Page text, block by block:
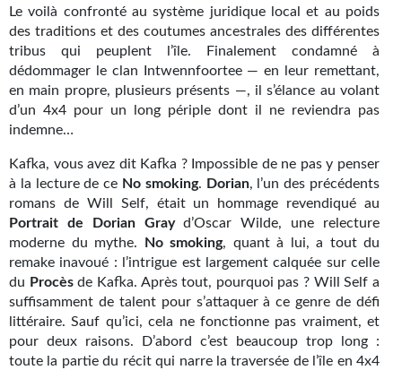
Une Heure-Lumière
Nouvelles
Bifrost
Livres audio
Gratuit
Sans DRM
BIFROST
Tous les numéros
En numérique
Le voilà confronté au système juridique local et au poids
des traditions et des coutumes ancestrales des différentes
tribus qui peuplent l’île. Finalement condamné à
dédommager le clan Intwennfoortee — en leur remettant,
en main propre, plusieurs présents —, il s’élance au volant
d’un 4x4 pour un long périple dont il ne reviendra pas
indemne…
Kafka, vous avez dit Kafka ? Impossible de ne pas y penser
à la lecture de ce No smoking. Dorian, l’un des précédents
romans de Will Self, était un hommage revendiqué au
Portrait de Dorian Grayd’Oscar Wilde, une relecture
moderne du mythe.
No smoking, quant à lui, a tout du
remake inavoué : l’intrigue est largement calquée sur celle
du Procèsde Kafka. Après tout, pourquoi pas ? Will Self a
suffisamment de talent pour s’attaquer à ce genre de défi
littéraire. Sauf qu’ici, cela ne fonctionne pas vraiment, et
pour deux raisons. D’abord c’est beaucoup trop long :
toute la partie du récit qui narre la traversée de l’île en 4x4